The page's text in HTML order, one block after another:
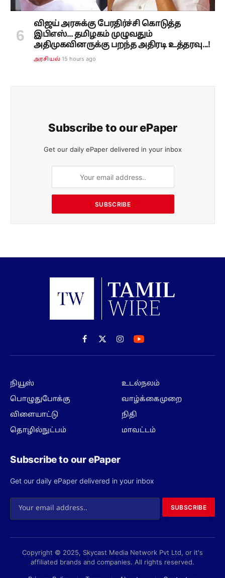
விஜய் அரசுக்கு பேரதிர்ச்சி கொடுத்த
இபிஎஸ்... தமிழகம் முழுவதும்
அதிமுகவினருக்கு பறந்த அதிரடி உத்தரவு...!
அரசியல் 15 hours ago
Subscribe to our ePaper
Get our daily ePaper delivered in your inbox
SUBSCRIBE
Facebook
X
(Twitter)
Instagram
நியூஸ்
பொழுதுபோக்கு
விளையாட்டு
தொழில்நுட்பம்
உடல்நலம்
வாழ்க்கைமுறை
நிதி
மாவட்டம்
Subscribe to our ePaper
Get our daily ePaper delivered in your inbox
SUBSCRIBE
Copyright © 2025, Skycast Media Network Pvt Ltd, or it's
affiliated brands and companies. All rights reserved.